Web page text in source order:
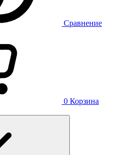
Сравнение
0 Корзина